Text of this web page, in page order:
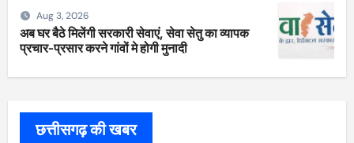
Aug 3, 2026
अब घर बैठे मिलेंगी सरकारी सेवाएं, सेवा सेतु का व्यापक
प्रचार-प्रसार करने गांवों मे होगी मुनादी
छत्तीसगढ़ की खबर